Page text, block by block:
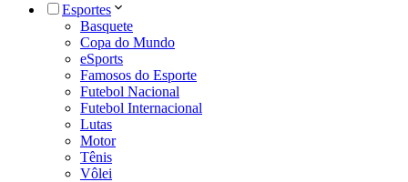
Esportes
Basquete
Copa do Mundo
eSports
Famosos do Esporte
Futebol Nacional
Futebol Internacional
Lutas
Motor
Tênis
Vôlei